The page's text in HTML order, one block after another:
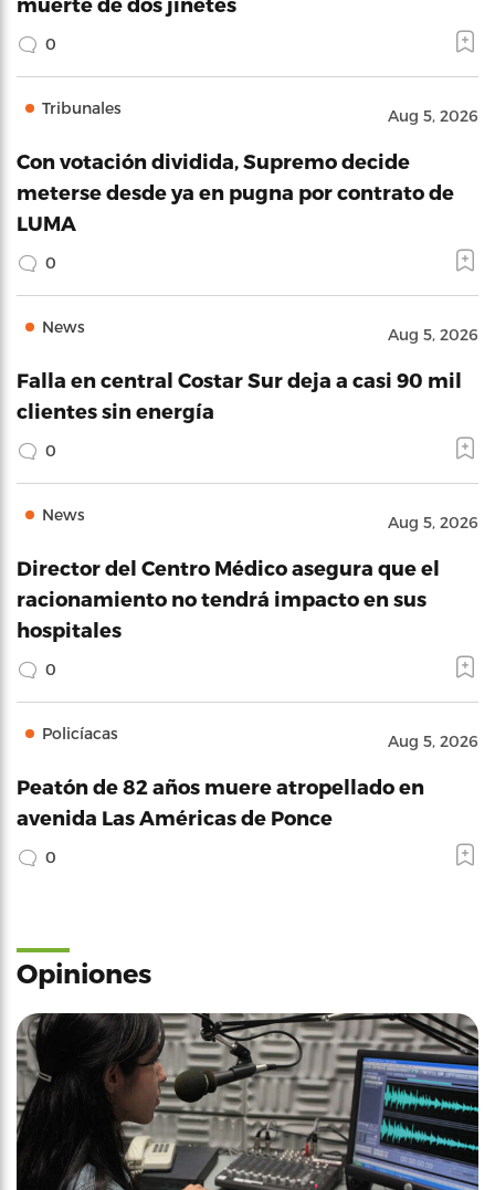
0
Tribunales Aug 5, 2026
Con votación dividida, Supremo decide
meterse desde ya en pugna por contrato de
LUMA
0
News Aug 5, 2026
Falla en central Costar Sur deja a casi 90 mil
clientes sin energía
0
News Aug 5, 2026
Director del Centro Médico asegura que el
racionamiento no tendrá impacto en sus
hospitales
0
Policíacas Aug 5, 2026
Peatón de 82 años muere atropellado en
avenida Las Américas de Ponce
0
Opiniones